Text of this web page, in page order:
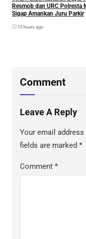
Resmob dan URC Polresta
Sigap Amankan Juru Parkir
10 hours ago
Comment
Leave A Reply
Your email
fields are marked *
Comment *